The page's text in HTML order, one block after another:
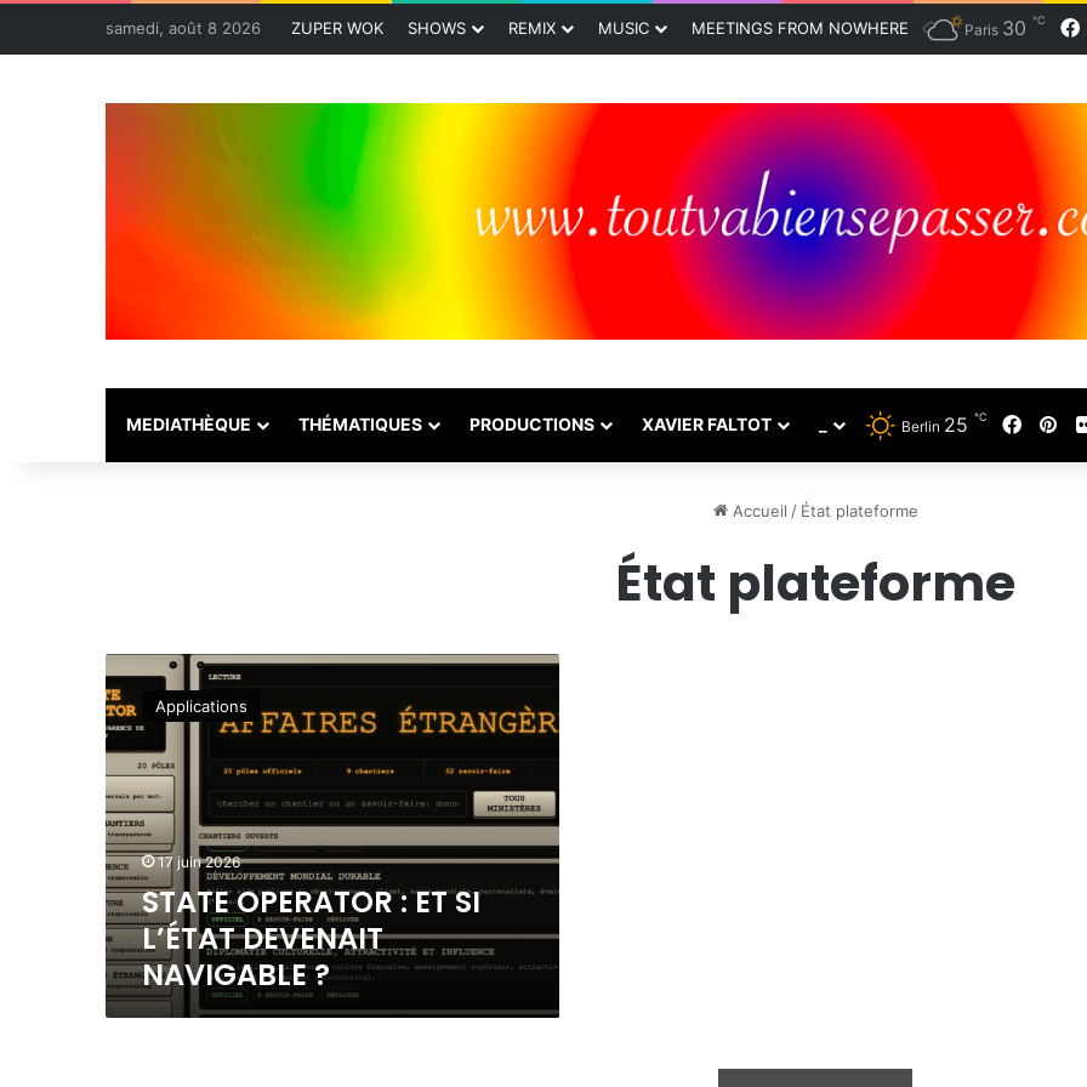
samedi, août 8 2026 ZUPER WOK SHOWS REMIX MUSIC MEETINGS FROM NOWHERE Paris 30 ℃
MEDIATHÈQUE THÉMATIQUES PRODUCTIONS XAVIER FALTOT Berlin 25 ℃
Accueil / État plateforme
État plateforme
T
A
T
O
P
E
R
A
T
O
R
:
E
Applications
17 juin 2026
STATE OPERATOR : ET SI
L’ÉTAT DEVENAIT
NAVIGABLE ?